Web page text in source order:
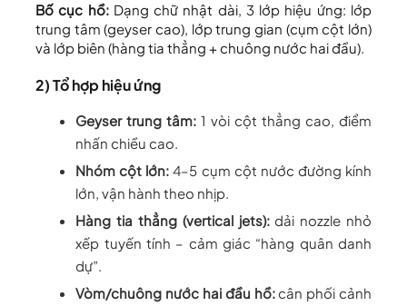
Bố cục hồ:Dạng chữ nhật dài, 3 lớp hiệu ứng: lớp
trung tâm (geyser cao), lớp trung gian (cụm cột lớn)
và lớp biên (hàng tia thẳng + chuông nước hai đầu).
2) Tổ hợp hiệu ứng
Geyser trung tâm: 1 vòi cột thẳng cao, điểm
nhấn chiều cao.
Nhóm cột lớn: 4–5 cụm cột nước đường kính
lớn, vận hành theo nhịp.
Hàng tia thẳng (vertical jets):dải nozzle nhỏ
xếp tuyến tính – cảm giác “hàng quân danh
dự”.
Vòm/chuông nước hai đầu hồ:cân phối cảnh